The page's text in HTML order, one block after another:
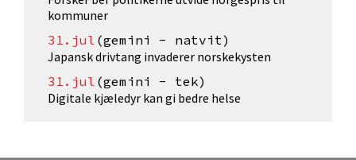
kommuner
31.jul (gemini - natvit)
Japansk drivtang invaderer norskekysten
31.jul (gemini - tek)
Digitale kjæledyr kan gi bedre helse